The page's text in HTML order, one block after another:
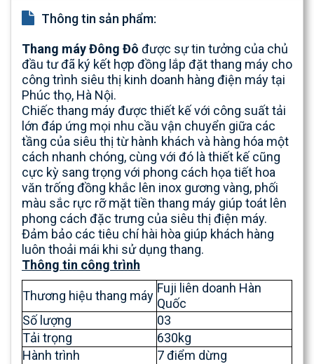
Thông tin sản phẩm:
Thang máy Đông Đô được sự tin tưởng của chủ
đầu tư đã ký kết hợp đồng lắp đặt thang máy cho
công trình siêu thị kinh doanh hàng điện máy tại
Phúc thọ, Hà Nội.
Chiếc thang máy được thiết kế với công suất tải
lớn đáp ứng mọi nhu cầu vận chuyển giữa các
tầng của siêu thị từ hành khách và hàng hóa một
cách nhanh chóng, cùng với đó là thiết kế cũng
cực kỳ sang trọng với phong cách họa tiết hoa
văn trống đồng khắc lên inox gương vàng, phối
màu sắc rực rỡ mặt tiền thang máy giúp toát lên
phong cách đặc trưng của siêu thị điện máy.
Đảm bảo các tiêu chí hài hòa giúp khách hàng
luôn thoải mái khi sử dụng thang.
Thông tin công trình
Thương hiệu thang máy
Fuji liên doanh Hàn
Quốc
Số lượng
03
Tải trọng
630kg
Hành trình
7 điểm dừng